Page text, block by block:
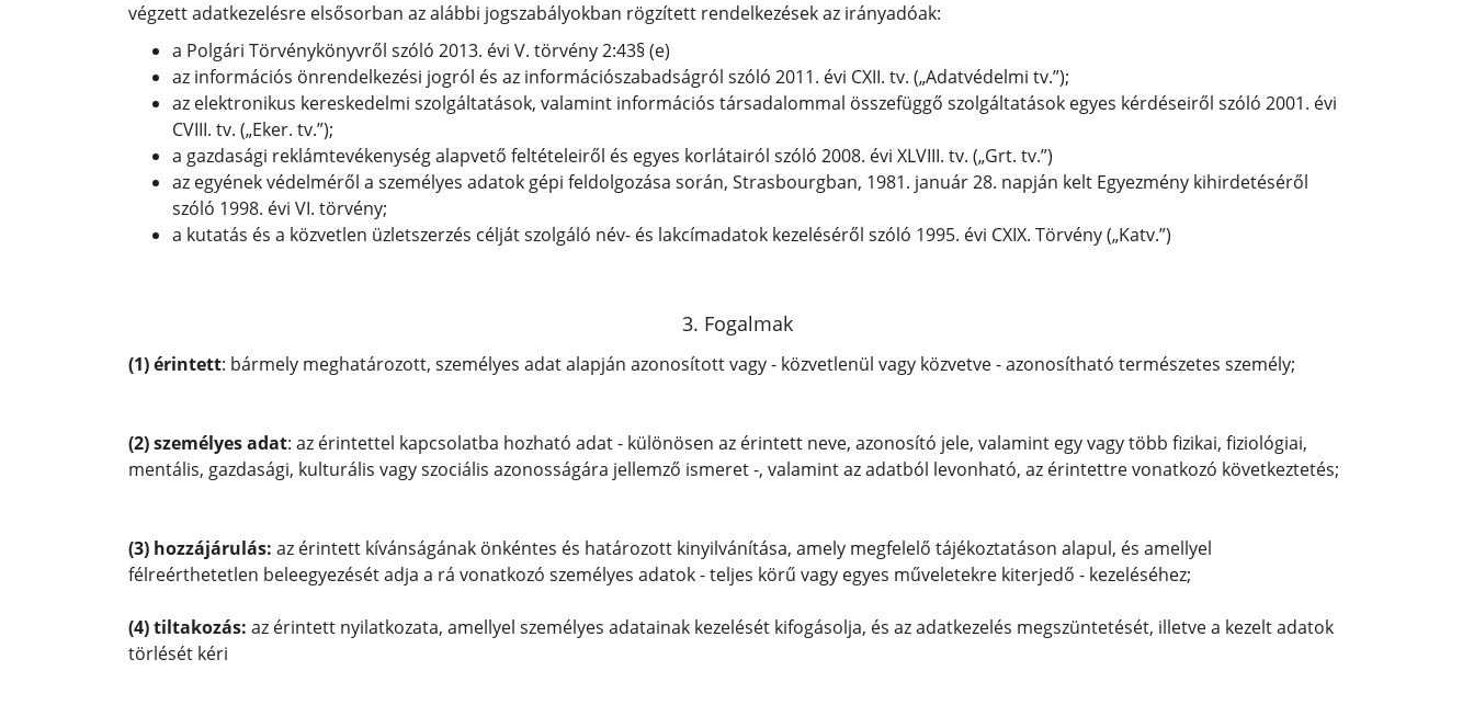
végzett adatkezelésre elsősorban az alábbi jogszabályokban rögzített rendelkezések az irányadóak:
a Polgári Törvénykönyvről szóló 2013. évi V. törvény 2:43§ (e)
az információs önrendelkezési jogról és az információszabadságról szóló 2011. évi CXII. tv. („Adatvédelmi tv.”);
az elektronikus kereskedelmi szolgáltatások, valamint információs társadalommal összefüggő szolgáltatások egyes kérdéseiről szóló 2001. évi
CVIII. tv. („Eker. tv.”);
a gazdasági reklámtevékenység alapvető feltételeiről és egyes korlátairól szóló 2008. évi XLVIII. tv. („Grt. tv.”)
az egyének védelméről a személyes adatok gépi feldolgozása során, Strasbourgban, 1981. január 28. napján kelt Egyezmény kihirdetéséről
szóló 1998. évi VI. törvény;
a kutatás és a közvetlen üzletszerzés célját szolgáló név- és lakcímadatok kezeléséről szóló 1995. évi CXIX. Törvény („Katv.”)
3. Fogalmak
(1) érintett: bármely meghatározott, személyes adat alapján azonosított vagy - közvetlenül vagy közvetve - azonosítható természetes személy;
(2) személyes adat: az érintettel kapcsolatba hozható adat - különösen az érintett neve, azonosító jele, valamint egy vagy több fizikai, fiziológiai,
mentális, gazdasági, kulturális vagy szociális azonosságára jellemző ismeret -, valamint az adatból levonható, az érintettre vonatkozó következtetés;
(3) hozzájárulás: az érintett kívánságának önkéntes és határozott kinyilvánítása, amely megfelelő tájékoztatáson alapul, és amellyel
félreérthetetlen beleegyezését adja a rá vonatkozó személyes adatok - teljes körű vagy egyes műveletekre kiterjedő - kezeléséhez;
(4) tiltakozás: az érintett nyilatkozata, amellyel személyes adatainak kezelését kifogásolja, és az adatkezelés megszüntetését, illetve a kezelt adatok
törlését kéri